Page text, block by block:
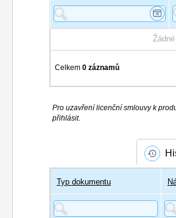
Celkem0 záznamů
Pro uzavření licenční smlouvy k
přihlásit.
Typ dokumentu